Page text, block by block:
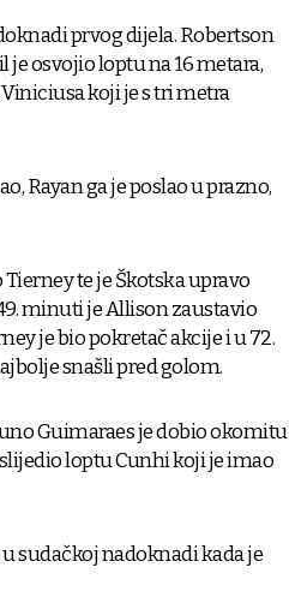
prvog dijela. Robertson
osvojio loptu na 16 metara,
koji je s tri metra
Rayan ga je poslao u prazno,
te je Škotska upravo
minuti je Allison zaustavio
je bio pokretač akcije i u 72.
snašli pred golom.
Guimaraes je dobio okomitu
loptu Cunhi koji je imao
sudačkoj nadoknadi kada je